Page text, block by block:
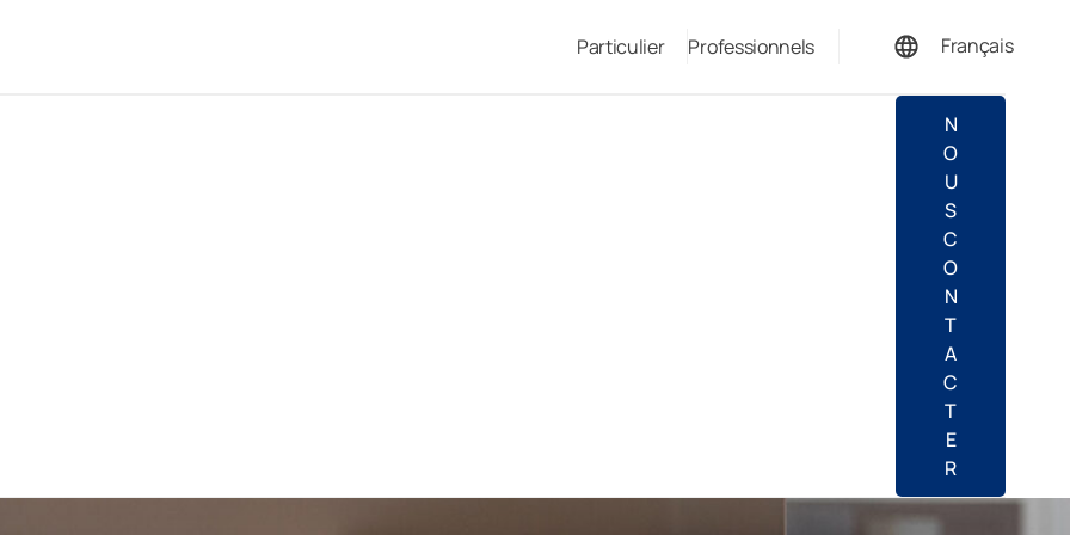
Particulier
Professionnels
Français
N
O
U
S
C
O
N
T
A
C
T
E
R